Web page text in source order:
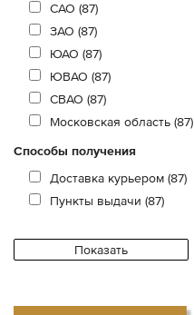
САО (87)
ЗАО (87)
ЮАО (87)
ЮВАО (87)
СВАО (87)
Московская область (87)
Способы получения
Доставка курьером (87)
Пункты выдачи (87)